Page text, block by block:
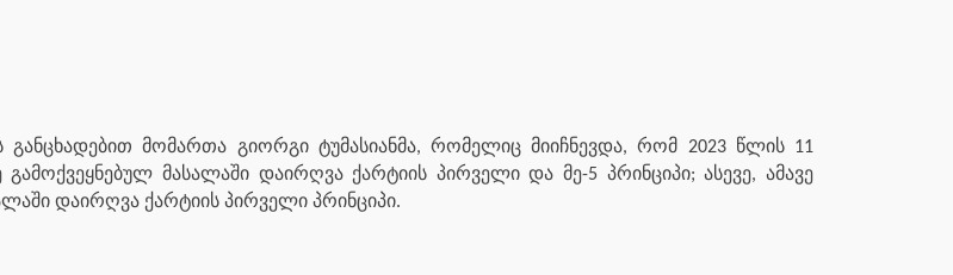
მომართა გიორგი ტუმასიანმა, რომელიც მიიჩნევდა, რომ 2023 წლის 11
მასალაში დაირღვა ქარტიის პირველი და მე-5 პრინციპი; ასევე, ამავე
დაირღვა ქარტიის პირველი პრინციპი.